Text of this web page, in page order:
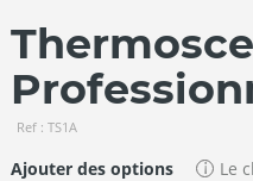
Ref : TS1A
Ajouter des options
Le